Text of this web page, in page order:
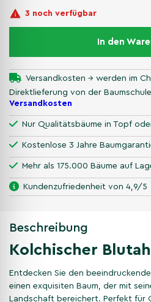
3 noch verfügbar
In den
Versandkosten → werden im
Direktlieferung von der
Versandkosten
Nur Qualitätsbäume in Topf
Kostenlose 3 Jahre
Mehr als 175.000 Bäume auf
Kundenzufriedenheit von 4,9/5
Beschreibung
Kolchischer
Entdecken Sie den
einen exquisiten Baum, der mit
Landschaft bereichert. Perfekt für